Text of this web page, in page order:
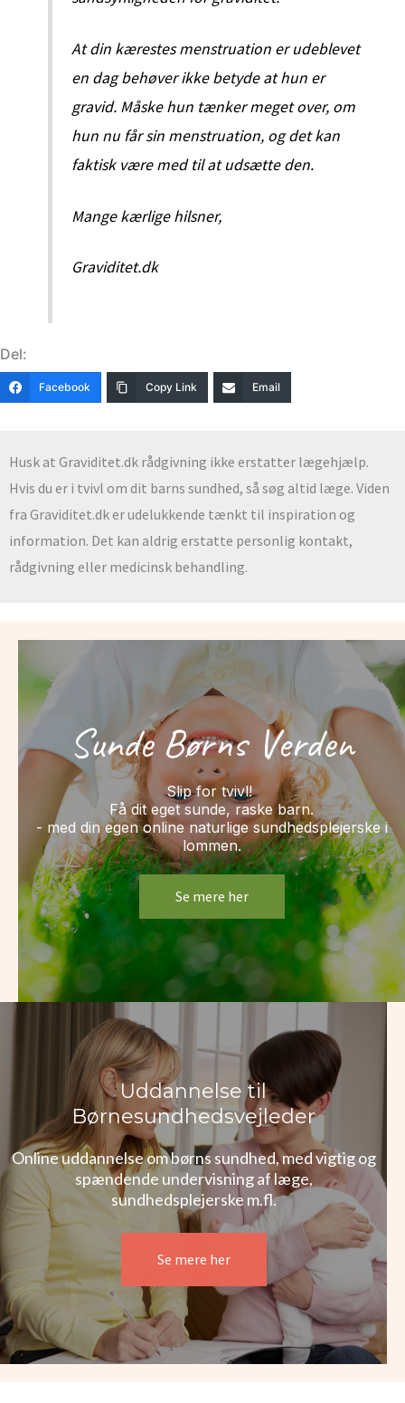
At din kærestes menstruation er udeblevet
en dag behøver ikke betyde at hun er
gravid. Måske hun tænker meget over, om
hun nu får sin menstruation, og det kan
faktisk være med til at udsætte den.
Mange kærlige hilsner,
Graviditet.dk
Del:
Facebook Copy Link Email
Husk at Graviditet.dk rådgivning ikke erstatter lægehjælp.
Hvis du er i tvivl om dit barns sundhed, så søg altid læge. Viden
fra Graviditet.dk er udelukkende tænkt til inspiration og
information. Det kan aldrig erstatte personlig kontakt,
rådgivning eller medicinsk behandling.
Sunde Børns Verden
Slip for tvivl!
Få dit eget sunde, raske barn.
- med din egen online naturlige sundhedsplejerske i
lommen.
Se mere her
Uddannelse til
Børnesundhedsvejleder
Online uddannelse om børns sundhed, med vigtig og
spændende undervisning af læge,
sundhedsplejerske m.fl.
Se mere her